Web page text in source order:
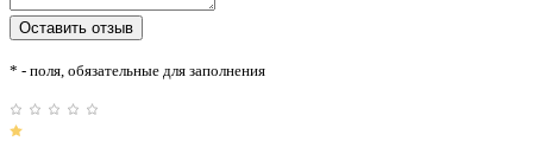
* - поля, обязательные для заполнения